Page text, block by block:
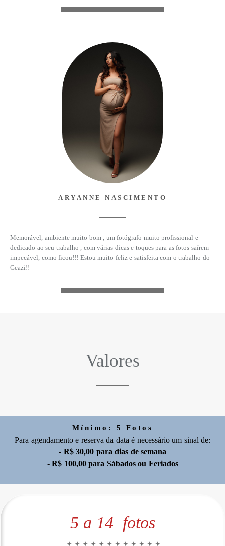
ARYANNE NASCIMENTO
Memorável, ambiente muito bom , um fotógrafo muito profissional e
dedicado ao seu trabalho , com várias dicas e toques para as fotos saírem
impecável, como ficou!!! Estou muito feliz e satisfeita com o trabalho do
Geazi!!
Valores
Mínimo: 5 Fotos
Para agendamento e reserva da data é necessário um sinal de:
- R$ 30,00 para dias de semana
- R$ 100,00 para Sábados ou Feriados
5 a 14 fotos